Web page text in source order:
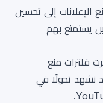
الإعلانات إلى تحسين
يستمتع بهم
فلترات منع
نشهد تحولًا في